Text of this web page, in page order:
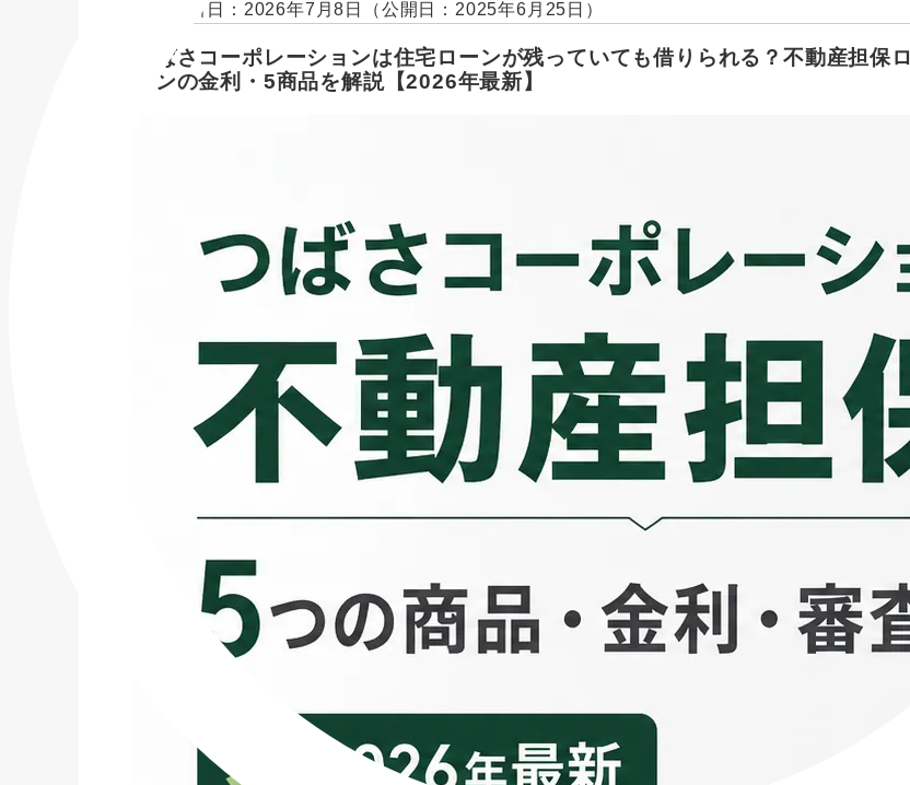
最終更新日：2026年7月8日 （公開日：2025年6月25日）
つばさコーポレーションは住宅ローンが残っていても借りられる？不動産担保ロ
ーンの金利・5商品を解説【2026年最新】